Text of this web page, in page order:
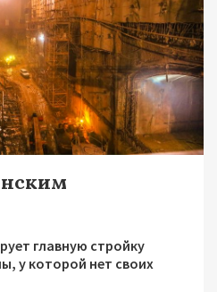
главную стройку
у которой нет своих